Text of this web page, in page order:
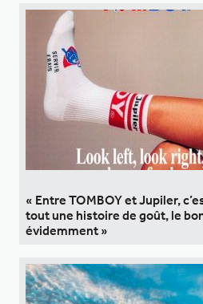
« Entre TOMBOY et Jupiler,
tout une histoire de goût, le
évidemment »